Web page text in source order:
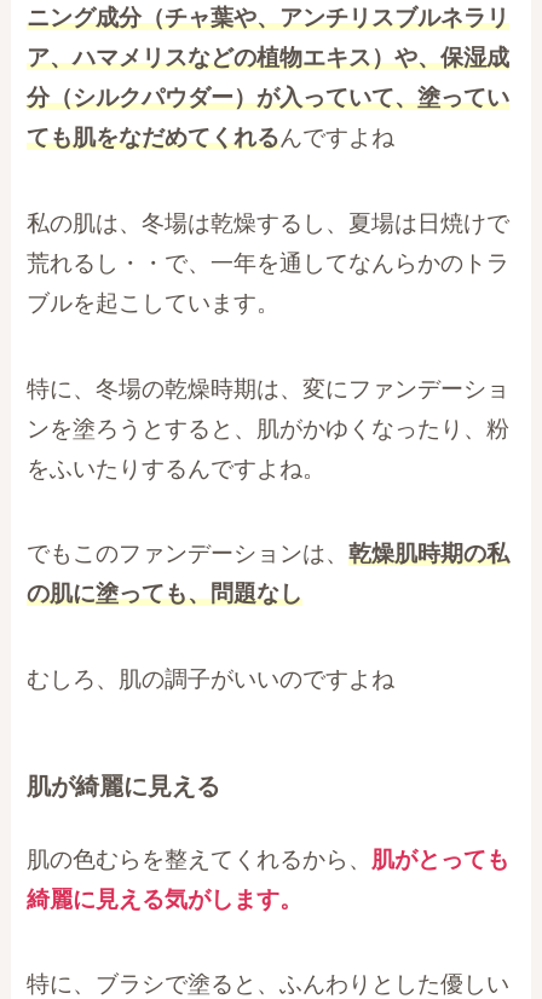
ニング成分（チャ葉や、アンチリスブルネラリ
ア、ハマメリスなどの植物エキス）や、保湿成
分（シルクパウダー）が入っていて、塗ってい
ても肌をなだめてくれるんですよね
私の肌は、冬場は乾燥するし、夏場は日焼けで
荒れるし・・で、一年を通してなんらかのトラ
ブルを起こしています。
特に、冬場の乾燥時期は、変にファンデーショ
ンを塗ろうとすると、肌がかゆくなったり、粉
をふいたりするんですよね。
でもこのファンデーションは、乾燥肌時期の私
の肌に塗っても、問題なし
むしろ、肌の調子がいいのですよね
肌が綺麗に見える
肌の色むらを整えてくれるから、 肌がとっても
綺麗に見える気がします。
特に、ブラシで塗ると、ふんわりとした優しい